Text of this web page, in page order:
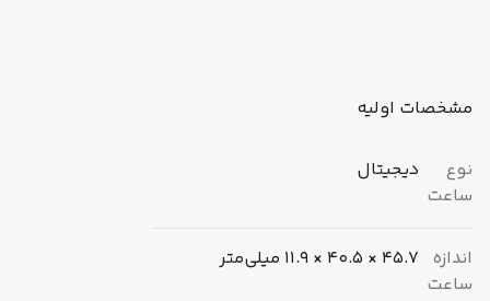
مشخصات اولیه
نوع
ساعت
دیجیتال
اندازه
ساعت
45.7 × 40.5 × 11.9 میلی‌متر